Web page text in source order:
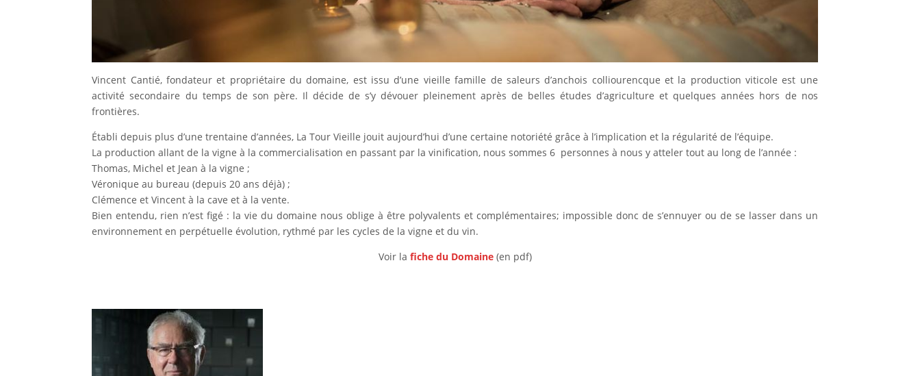
Vincent Cantié, fondateur et propriétaire du domaine, est issu d’une vieille famille de saleurs d’anchois colliourencque et la production viticole est une
activité secondaire du temps de son père. Il décide de s’y dévouer pleinement après de belles études d’agriculture et quelques années hors de nos
frontières.
Établi depuis plus d’une trentaine d’années, La Tour Vieille jouit aujourd’hui d’une certaine notoriété grâce à l’implication et la régularité de l’équipe.
La production allant de la vigne à la commercialisation en passant par la vinification, nous sommes 6 personnes à nous y atteler tout au long de l’année :
Thomas, Michel et Jean à la vigne ;
Véronique au bureau (depuis 20 ans déjà) ;
Clémence et Vincent à la cave et à la vente.
Bien entendu, rien n’est figé : la vie du domaine nous oblige à être polyvalents et complémentaires; impossible donc de s’ennuyer ou de se lasser dans un
environnement en perpétuelle évolution, rythmé par les cycles de la vigne et du vin.
Voir la fiche du Domaine(en pdf)